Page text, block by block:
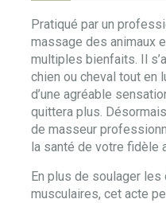
Pratiqué par un
massage des animaux
multiples bienfaits. Il
chien ou cheval tout en
d’une agréable
quittera plus.
de masseur
la santé de votre fidèle
En plus de soulager
musculaires, cet acte